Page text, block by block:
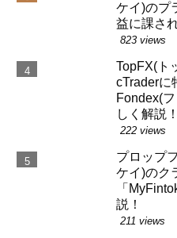
ケイ)のプ
益に課さ
823 views
TopFX(ト
cTraderに
Fondex(
しく解説！
222 views
プロップ
ケイ)のク
「
説！
211 views